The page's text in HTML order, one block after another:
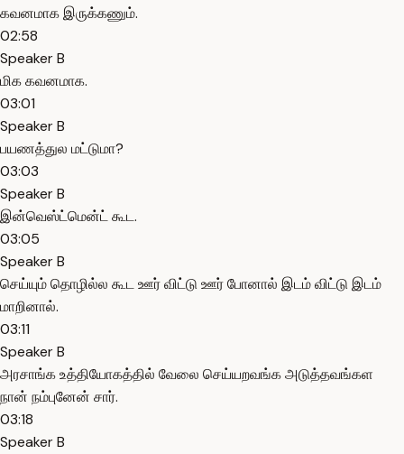
கவனமாக இருக்கணும்.
02:58
Speaker B
மிக கவனமாக.
03:01
Speaker B
பயணத்துல மட்டுமா?
03:03
Speaker B
இன்வெஸ்ட்மென்ட் கூட.
03:05
Speaker B
செய்யும் தொழில்ல கூட ஊர் விட்டு ஊர் போனால் இடம் விட்டு இடம்
மாறினால்.
03:11
Speaker B
அரசாங்க உத்தியோகத்தில் வேலை செய்யறவங்க அடுத்தவங்கள
நான் நம்புனேன் சார்.
03:18
Speaker B